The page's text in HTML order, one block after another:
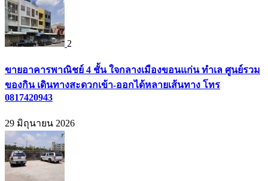
2
ขายอาคารพาณิชย์ 4 ชั้น ใจกลางเมืองขอนแก่น ทำเล ศูนย์รวม
ของกิน เดินทางสะดวกเข้า-ออกได้หลายเส้นทาง โทร
0817420943
29 มิถุนายน 2026